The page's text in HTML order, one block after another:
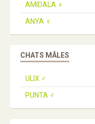
AMIDALA ♀️
ANYA ♀️
CHATS MÂLES
ULIX ♂️
PUNTA ♂️